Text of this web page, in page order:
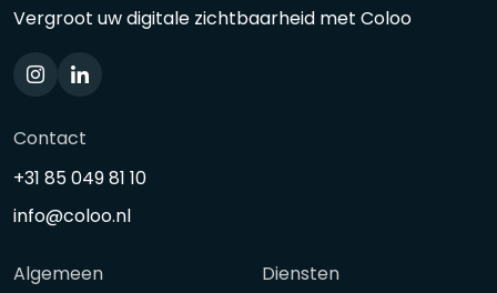
Vergroot uw digitale zichtbaarheid met Coloo
Contact
+31 85 049 81 10
info@coloo.nl
Algemeen
Diensten